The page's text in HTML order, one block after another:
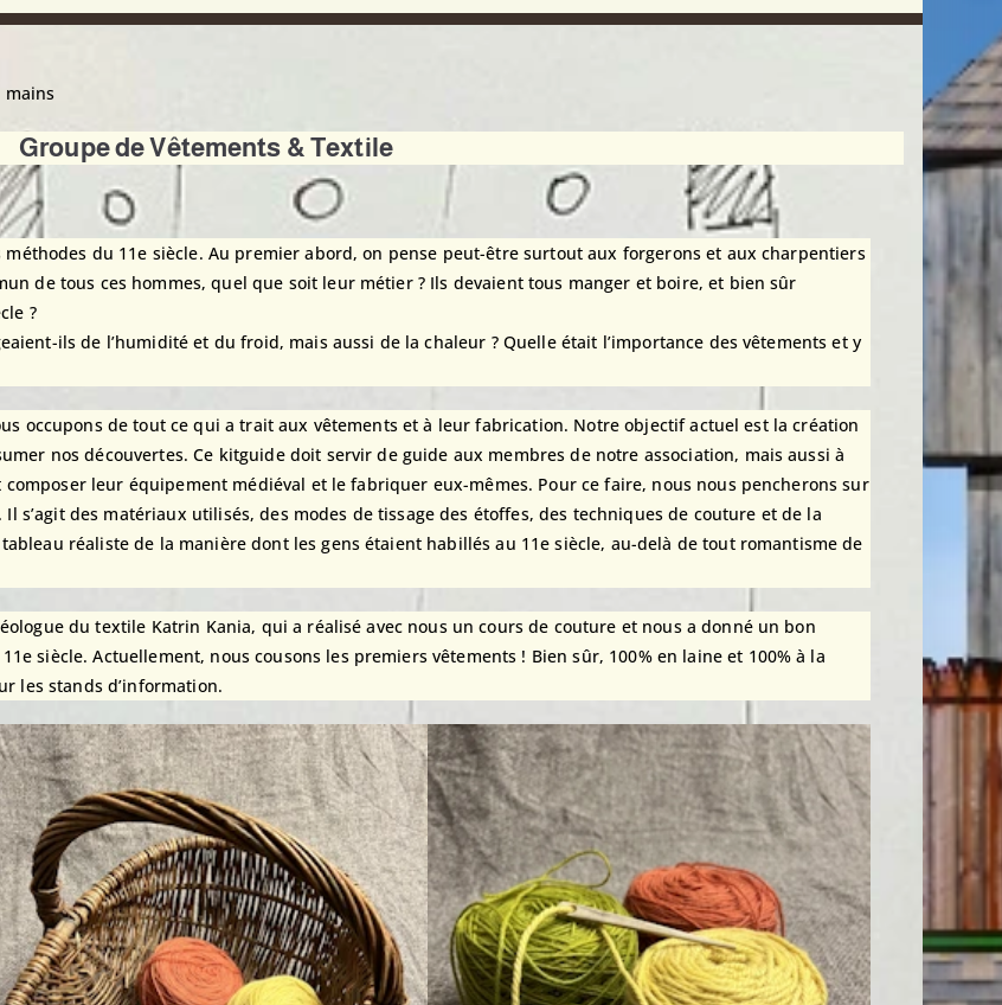
mains
Groupe de Vêtements & Textile
du 11e siècle. Au premier abord, on pense peut-être surtout aux forgerons et aux charpentiers
de tous ces hommes, quel que soit leur métier ? Ils devaient tous manger et boire, et bien sûr
?
ils de l’humidité et du froid, mais aussi de la chaleur ? Quelle était l’importance des vêtements et y
occupons de tout ce qui a trait aux vêtements et à leur fabrication. Notre objectif actuel est la création
nos découvertes. Ce kitguide doit servir de guide aux membres de notre association, mais aussi à
composer leur équipement médiéval et le fabriquer eux-mêmes. Pour ce faire, nous nous pencherons sur
s’agit des matériaux utilisés, des modes de tissage des étoffes, des techniques de couture et de la
réaliste de la manière dont les gens étaient habillés au 11e siècle, au-delà de tout romantisme de
du textile Katrin Kania, qui a réalisé avec nous un cours de couture et nous a donné un bon
siècle. Actuellement, nous cousons les premiers vêtements ! Bien sûr, 100% en laine et 100% à la
les stands d’information.